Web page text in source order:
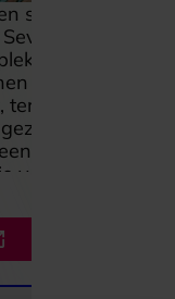
sfeervolle
op het
draait om
setting, met
en
diner en
speciale
van ruimte,
net even extra
en ruim
juist warmte
past De
als bij